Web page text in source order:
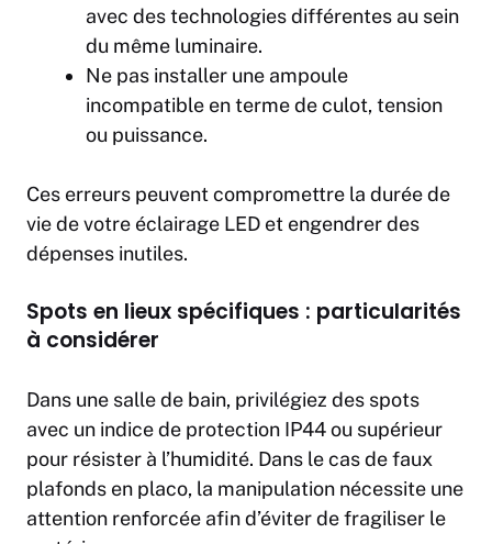
avec des technologies différentes au sein
du même luminaire.
Ne pas installer une ampoule
incompatible en terme de culot, tension
ou puissance.
Ces erreurs peuvent compromettre la durée de
vie de votre éclairage LED et engendrer des
dépenses inutiles.
Spots en lieux spécifiques : particularités
à considérer
Dans une salle de bain, privilégiez des spots
avec un indice de protection IP44 ou supérieur
pour résister à l’humidité. Dans le cas de faux
plafonds en placo, la manipulation nécessite une
attention renforcée afin d’éviter de fragiliser le